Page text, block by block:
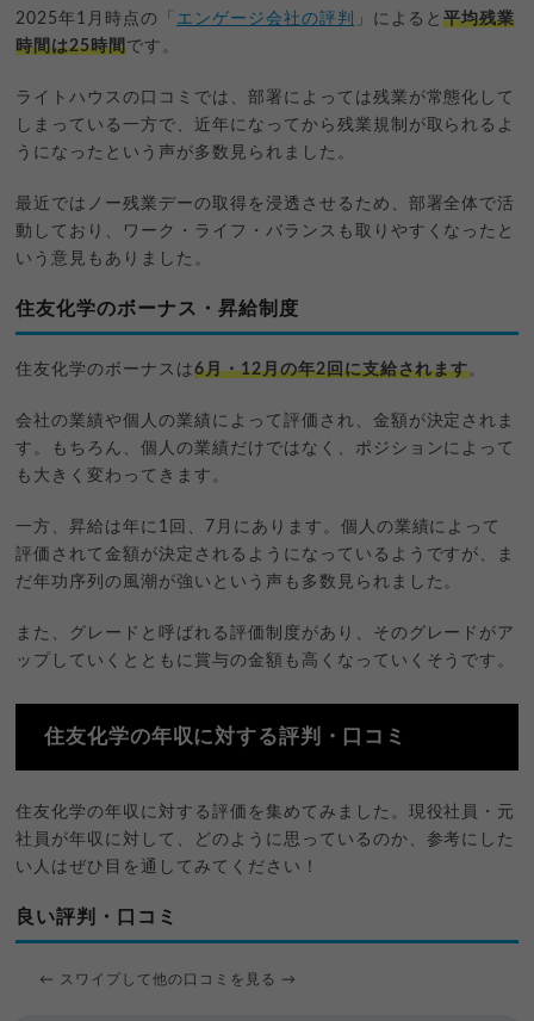
2025年1月時点の「 エンゲージ会社の評判 」によると平均残業
時間は25時間です。
ライトハウスの口コミでは、部署によっては残業が常態化して
しまっている一方で、近年になってから残業規制が取られるよ
うになったという声が多数見られました。
最近ではノー残業デーの取得を浸透させるため、部署全体で活
動しており、ワーク・ライフ・バランスも取りやすくなったと
いう意見もありました。
住友化学のボーナス・昇給制度
住友化学のボーナスは6月・12月の年2回に支給されます。
会社の業績や個人の業績によって評価され、金額が決定されま
す。もちろん、個人の業績だけではなく、ポジションによって
も大きく変わってきます。
一方、昇給は年に1回、7月にあります。個人の業績によって
評価されて金額が決定されるようになっているようですが、ま
だ年功序列の風潮が強いという声も多数見られました。
また、グレードと呼ばれる評価制度があり、そのグレードがア
ップしていくとともに賞与の金額も高くなっていくそうです。
住友化学の年収に対する評判・口コミ
住友化学の年収に対する評価を集めてみました。現役社員・元
社員が年収に対して、どのように思っているのか、参考にした
い人はぜひ目を通してみてください！
良い評判・口コミ
← スワイプして他の口コミを見る →